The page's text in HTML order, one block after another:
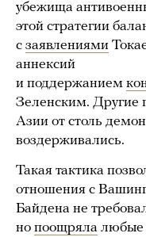
убежища
этой стратегии
с заявлениями
аннексий
и поддержанием
Зеленским. Другие
Азии от столь
воздерживались.
Такая тактика
отношения с
Байдена не
но поощряла любые